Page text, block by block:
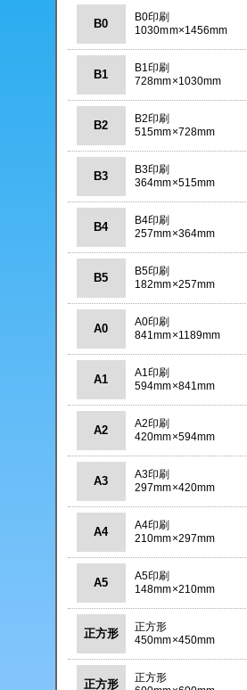
B0
B0印刷
1030mm×1456mm
B1
B1印刷
728mm×1030mm
B2
B2印刷
515mm×728mm
B3
B3印刷
364mm×515mm
B4
B4印刷
257mm×364mm
B5
B5印刷
182mm×257mm
A0
A0印刷
841mm×1189mm
A1
A1印刷
594mm×841mm
A2
A2印刷
420mm×594mm
A3
A3印刷
297mm×420mm
A4
A4印刷
210mm×297mm
A5
A5印刷
148mm×210mm
正方形
正方形
450mm×450mm
正方形
正方形